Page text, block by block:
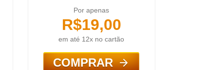
Por apenas
R$19,00
em até 12x no cartão
COMPRAR